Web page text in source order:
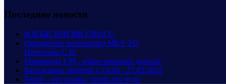
Последние новости
#ОБЪЯСНЯЕМКУЗБАСС
Обращение начальника МКУ УО
Ненилина С.Н.
Макашина Г.М., общественный деятель
Расписание занятий с 19.03 - 27.03.2022
Театр – это сказка, театр-это чудо